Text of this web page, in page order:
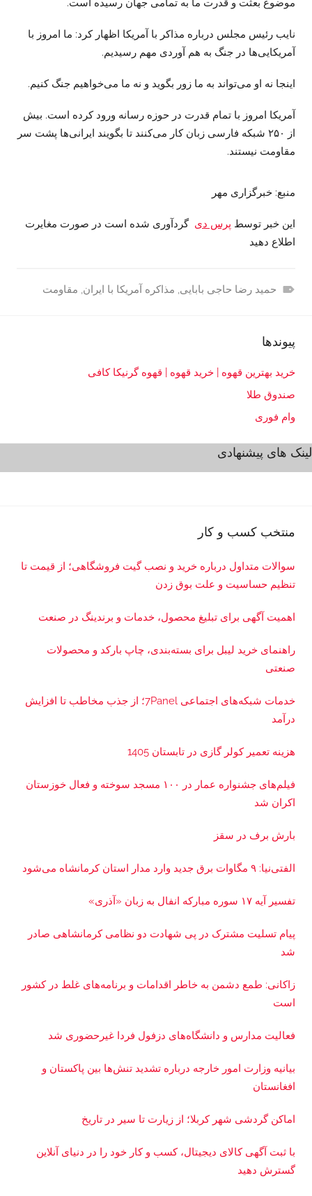
موضوع بعثت و قدرت ما به تمامی جهان رسیده است.
نایب رئیس مجلس درباره مذاکر با آمریکا اظهار کرد: ما امروز با
آمریکایی‌ها در جنگ به هم آوردی مهم رسیدیم.
اینجا نه او می‌تواند به ما زور بگوید و نه ما می‌خواهیم جنگ کنیم.
آمریکا امروز با تمام قدرت در حوزه رسانه ورود کرده است. بیش
از ۲۵۰ شبکه فارسی زبان کار می‌کنند تا بگویند ایرانی‌ها پشت سر
مقاومت نیستند.
منبع: خبرگزاری مهر
این خبر توسط پرس دی گردآوری شده است در صورت مغایرت
اطلاع دهید
ا
ت
>
م
ل
س
حمید رضا حاجی بابایی, مذاکره آمریکا با ایران, مقاومت
پیوندها
خرید بهترین قهوه | خرید قهوه | قهوه گرنیکا کافی
صندوق طلا
وام فوری
لینک های پیشنهادی
منتخب کسب و کار
سوالات متداول درباره خرید و نصب گیت فروشگاهی؛ از قیمت تا
تنظیم حساسیت و علت بوق زدن
اهمیت آگهی برای تبلیغ محصول، خدمات و برندینگ در صنعت
راهنمای خرید لیبل برای بسته‌بندی، چاپ بارکد و محصولات
صنعتی
خدمات شبکه‌های اجتماعی 7Panel؛ از جذب مخاطب تا افزایش
درآمد
هزینه تعمیر کولر گازی در تابستان 1405
فیلم‌های جشنواره عمار در ۱۰۰ مسجد سوخته و فعال خوزستان
اکران شد
بارش برف در سقز
الفتی‌نیا: ۹ مگاوات برق جدید وارد مدار استان کرمانشاه می‌شود
تفسیر آیه ۱۷ سوره مبارکه انفال به زبان «آذری»
پیام تسلیت مشترک در پی شهادت دو نظامی کرمانشاهی صادر
شد
زاکانی: طمع دشمن به خاطر اقدامات و برنامه‌های غلط در کشور
است
فعالیت مدارس و دانشگاه‌های دزفول فردا غیرحضوری شد
بیانیه وزارت امور خارجه درباره تشدید تنش‌ها بین پاکستان و
افغانستان
اماکن گردشی شهر کربلا؛ از زیارت تا سیر در تاریخ
با ثبت آگهی کالای دیجیتال، کسب و کار خود را در دنیای آنلاین
گسترش دهید